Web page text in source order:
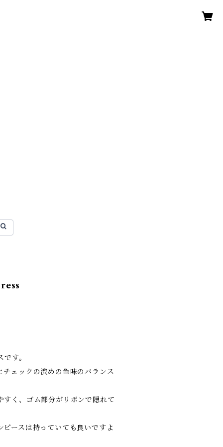
す。
チェックの渋めの色味のバランス
すく、ゴム部分がリボンで隠れて
ピースは持っていても良いですよ